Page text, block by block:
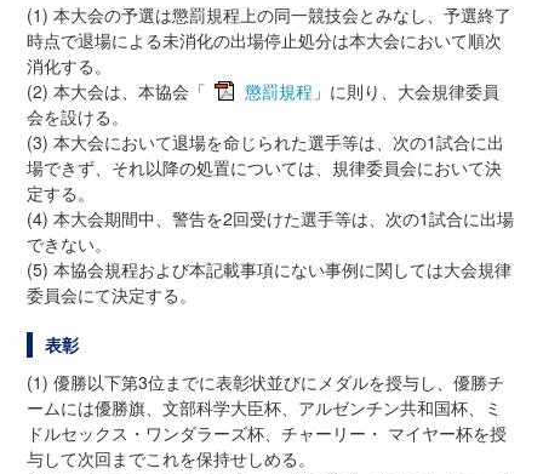
(1) 本大会の予選は懲罰規程上の同一競技会とみなし、予選終了
時点で退場による未消化の出場停止処分は本大会において順次
消化する。
(2) 本大会は、本協会「
懲罰規程 」に則り、大会規律委員
会を設ける。
(3) 本大会において退場を命じられた選手等は、次の1試合に出
場できず、それ以降の処置については、規律委員会において決
定する。
(4) 本大会期間中、警告を2回受けた選手等は、次の1試合に出場
できない。
(5) 本協会規程および本記載事項にない事例に関しては大会規律
委員会にて決定する。
表彰
(1) 優勝以下第3位までに表彰状並びにメダルを授与し、優勝チ
ームには優勝旗、文部科学大臣杯、アルゼンチン共和国杯、ミ
ドルセックス・ワンダラーズ杯、チャーリー・ マイヤー杯を授
与して次回までこれを保持せしめる。